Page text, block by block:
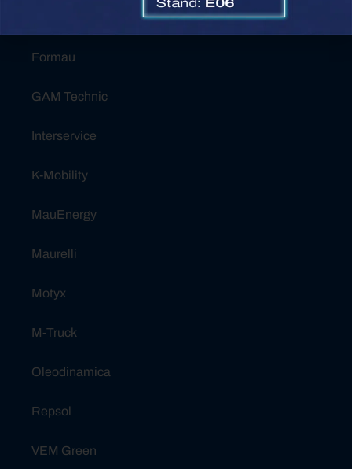
Formau
GAM Technic
Interservice
K-Mobility
MauEnergy
Maurelli
Motyx
M-Truck
Oleodinamica
Repsol
VEM Green